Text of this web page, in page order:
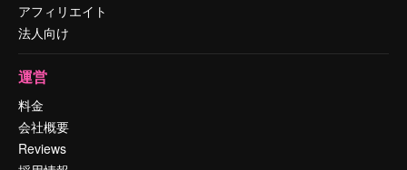
アフィリエイト
法人向け
運営
料金
会社概要
Reviews